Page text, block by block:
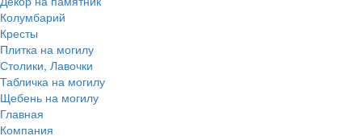
Колумбарий
Кресты
Плитка на могилу
Столики, Лавочки
Табличка на могилу
Щебень на могилу
Главная
Компания